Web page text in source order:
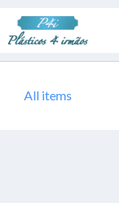
All items